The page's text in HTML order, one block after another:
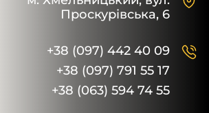
Проскурівська, 6
+38 (097) 442 40 09
+38 (097) 791 55 17
+38 (063) 594 74 55